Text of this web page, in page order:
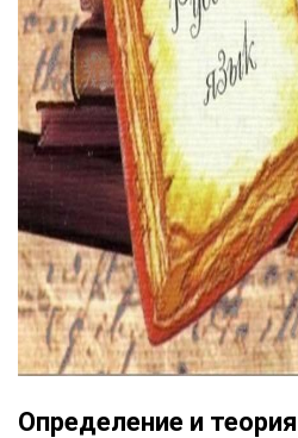
Определение и теория